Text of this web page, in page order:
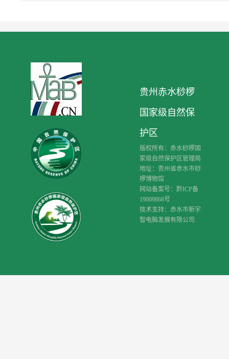
贵州赤水桫椤
国家级自然保
护区
版权所有：赤水桫椤国
家级自然保护区管理局
地址：贵州省赤水市桫
椤博物馆
网站备案号：黔ICP备
19009868号
技术支持：赤水市新宇
智电脑发展有限公司